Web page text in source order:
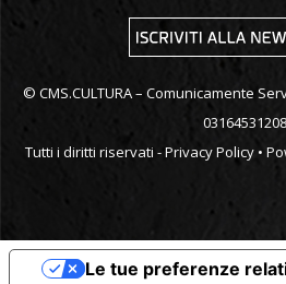
© CMS.CULTURA – Comunicamente
03164531208
Tutti i diritti riservati -Privacy Policy •
Le tue preferenze